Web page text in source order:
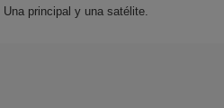
Una principal y una satélite.